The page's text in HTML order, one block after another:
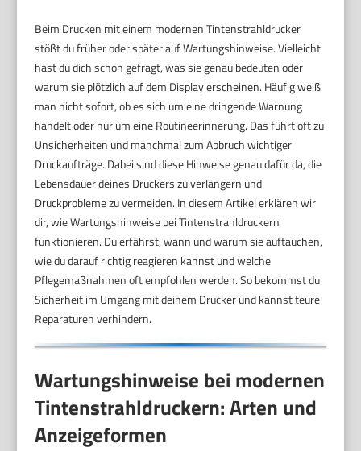
Beim Drucken mit einem modernen Tintenstrahldrucker
stößt du früher oder später auf Wartungshinweise. Vielleicht
hast du dich schon gefragt, was sie genau bedeuten oder
warum sie plötzlich auf dem Display erscheinen. Häufig weiß
man nicht sofort, ob es sich um eine dringende Warnung
handelt oder nur um eine Routineerinnerung. Das führt oft zu
Unsicherheiten und manchmal zum Abbruch wichtiger
Druckaufträge. Dabei sind diese Hinweise genau dafür da, die
Lebensdauer deines Druckers zu verlängern und
Druckprobleme zu vermeiden. In diesem Artikel erklären wir
dir, wie Wartungshinweise bei Tintenstrahldruckern
funktionieren. Du erfährst, wann und warum sie auftauchen,
wie du darauf richtig reagieren kannst und welche
Pflegemaßnahmen oft empfohlen werden. So bekommst du
Sicherheit im Umgang mit deinem Drucker und kannst teure
Reparaturen verhindern.
Wartungshinweise bei modernen
Tintenstrahldruckern: Arten und
Anzeigeformen